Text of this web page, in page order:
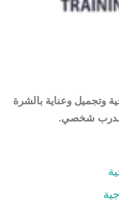
وتجميل وعناية بالشرة
ومدرب شخصي.